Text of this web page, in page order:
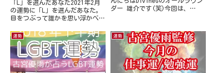
「L」を選んだあなた2021年2月
の運勢に「L」を選んだあなた。
目をつぶって誰かを思い浮かべて
は進捗がある予感。それは、ビジ
ネス・友情・ラブどのパターンで
も当てはまります。進捗を進ませ
る実行権利はあなたにありま...
ダー 雄介です(笑)今回は、
お届けいたします。牡羊座：
（03/21-04/19）今年の後半に
は、さらに自...
運勢 運勢